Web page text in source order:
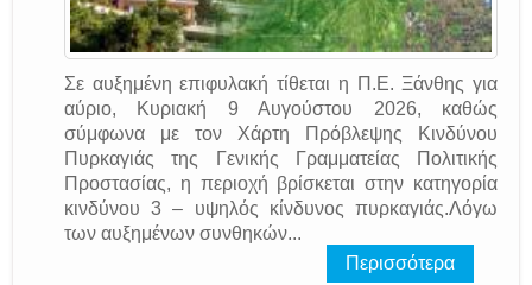
Σε αυξημένη επιφυλακή τίθεται η Π.Ε. Ξάνθης για
αύριο, Κυριακή 9 Αυγούστου 2026, καθώς
σύμφωνα με τον Χάρτη Πρόβλεψης Κινδύνου
Πυρκαγιάς της Γενικής Γραμματείας Πολιτικής
Προστασίας, η περιοχή βρίσκεται στην κατηγορία
κινδύνου 3 – υψηλός κίνδυνος πυρκαγιάς.Λόγω
των αυξημένων συνθηκών...
Περισσότερα